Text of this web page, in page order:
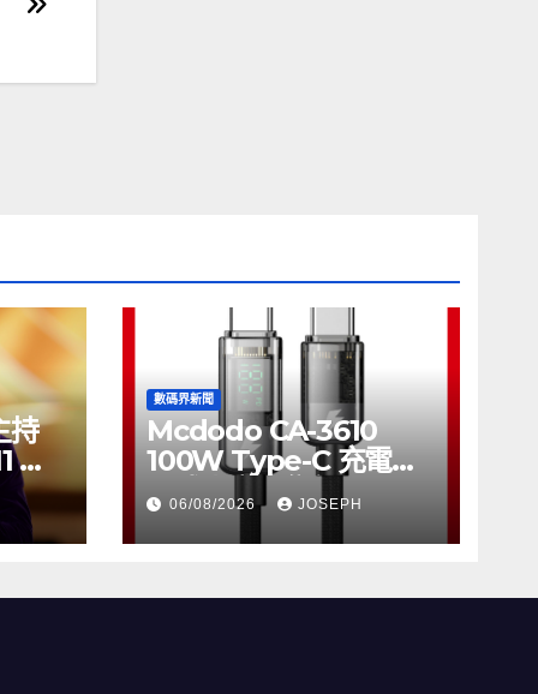
持
推
數碼界新聞
Mcdodo CA-3610
100W Type-C 充電線
正式上市，售價
HK$115
06/08/2026 JOSEPH